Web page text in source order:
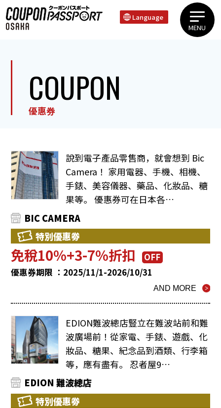
Language
MENU
COUPON
優惠券
說到電子產品零售商，就會想到 Bic
Camera！ 家用電器、手機、相機、
手錶、美容儀器、藥品、化妝品、糖
果等。 優惠券可在日本各…
BIC CAMERA
特別優惠劵
免稅10%+3-7%折扣
OFF
優惠券期限 ：2025/11/1-2026/10/31
AND MORE
EDION難波總店豎立在難波站前和難
波廣場前！從家電、手錶、遊戲、化
妝品、糖果、紀念品到酒類、行李箱
等，應有盡有。 忍者屋9…
EDION 難波總店
特別優惠劵